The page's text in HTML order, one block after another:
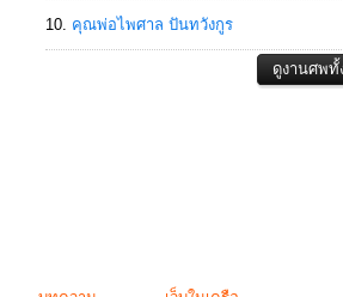
คุณพ่อไพศาล ปันทวังกูร